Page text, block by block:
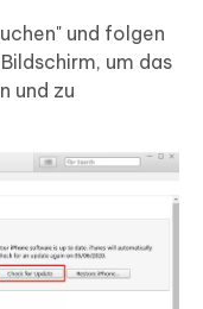
und folgen
um das
und zu